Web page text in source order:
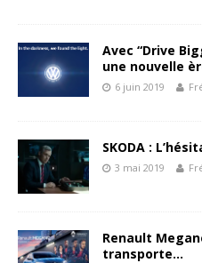
Avec “Drive
une nouvelle
6 juin 2019
SKODA :
3 mai 2019
Renault
transporte…